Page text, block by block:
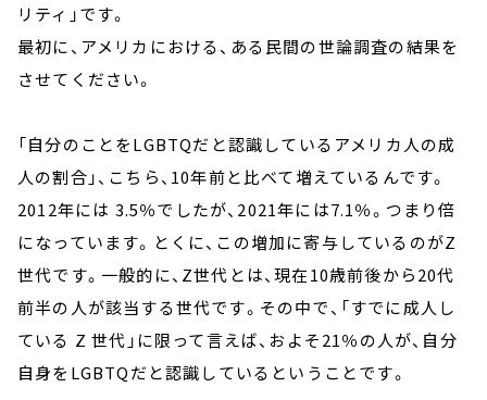
リティ」です。
最初に、アメリカにおける、ある民間の世論調査の結果を
させてください。
「自分のことをLGBTQだと認識しているアメリカ人の成
人の割合」、こちら、10年前と比べて増えているんです。
2012年には 3.5％でしたが、2021年には7.1％。つまり倍
になっています。とくに、この増加に寄与しているのがZ
世代です。一般的に、Z世代とは、現在10歳前後から20代
前半の人が該当する世代です。その中で、「すでに成人し
ている Z 世代」に限って言えば、およそ21％の人が、自分
自身をLGBTQだと認識しているということです。